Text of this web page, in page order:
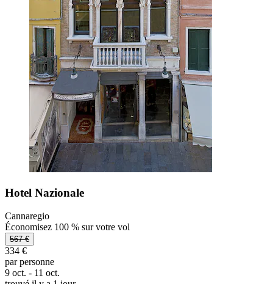
Hotel Nazionale
Cannaregio
Économisez 100 % sur votre vol
567 €
334 €
par personne
9 oct. - 11 oct.